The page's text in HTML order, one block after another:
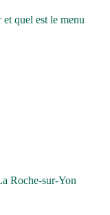
quel est le menu
Roche-sur-Yon